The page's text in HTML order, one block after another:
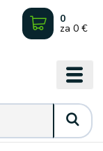
0
za 0 €